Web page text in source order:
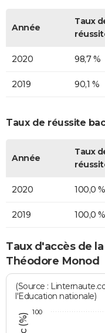
Année
Taux
2020 98,7 %
2019 90,1 %
Taux de réussite
Année
Taux
2020 100,0 %
2019 100,0 %
Taux d'accès de
Théodore Monod
(Source :
l'Education nationale)
100